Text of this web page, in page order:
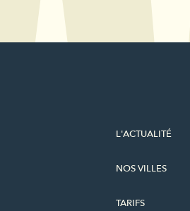
L'ACTUALITÉ
NOS VILLES
TARIFS